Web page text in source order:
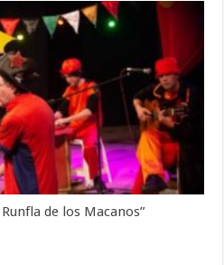
de los Macanos”